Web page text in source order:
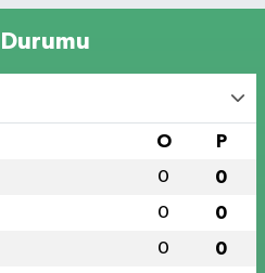
O P
0 0
0 0
0 0